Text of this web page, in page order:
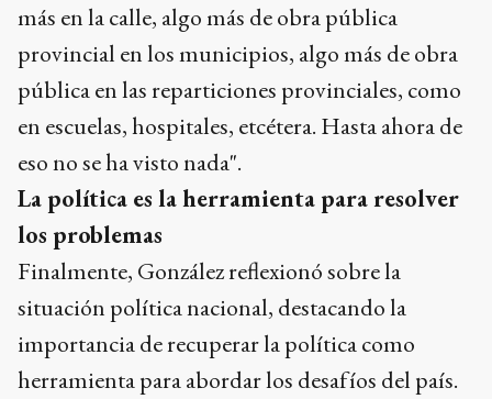
más en la calle, algo más de obra pública
provincial en los municipios, algo más de obra
pública en las reparticiones provinciales, como
en escuelas, hospitales, etcétera. Hasta ahora de
eso no se ha visto nada".
La política es la herramienta para resolver
los problemas
Finalmente, González reflexionó sobre la
situación política nacional, destacando la
importancia de recuperar la política como
herramienta para abordar los desafíos del país.